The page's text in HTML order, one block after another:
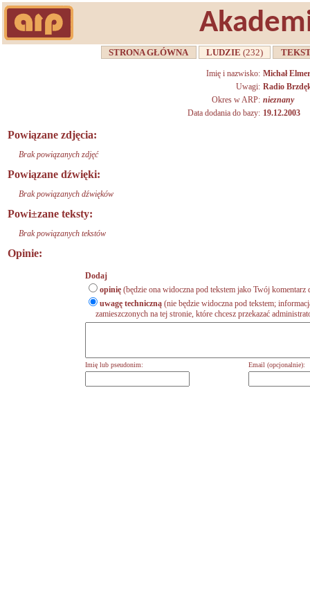
STRONA GŁÓWNA LUDZIE(232)
Imię i nazwisko: Michał
Uwagi: Radio
Okres w ARP: nieznany
Data dodania do bazy: 19.12.2003
Powiązane zdjęcia:
Brak powiązanych zdjęć
Powiązane dźwięki:
Brak powiązanych dźwięków
Powi±zane teksty:
Brak powiązanych tekstów
Opinie:
Dodaj
opinię (będzie ona widoczna pod tekstem jako Twój komentarz
uwagę techniczną (nie będzie widoczna pod tekstem;
zamieszczonych na tej stronie, które chcesz przekazać
Imię lub pseudonim: Email (opcjonalnie):